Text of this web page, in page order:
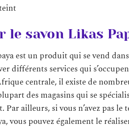
le savon Likas
est un produit qui se vend
différents services qui
centrale, il existe de
des magasins qui se
Par ailleurs, si vous n’avez pas
vous pouvez également le